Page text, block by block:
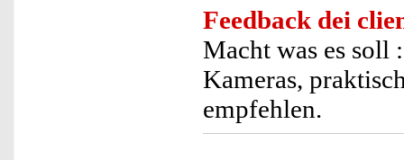
Feedback dei
Macht was es
Kameras,
empfehlen.